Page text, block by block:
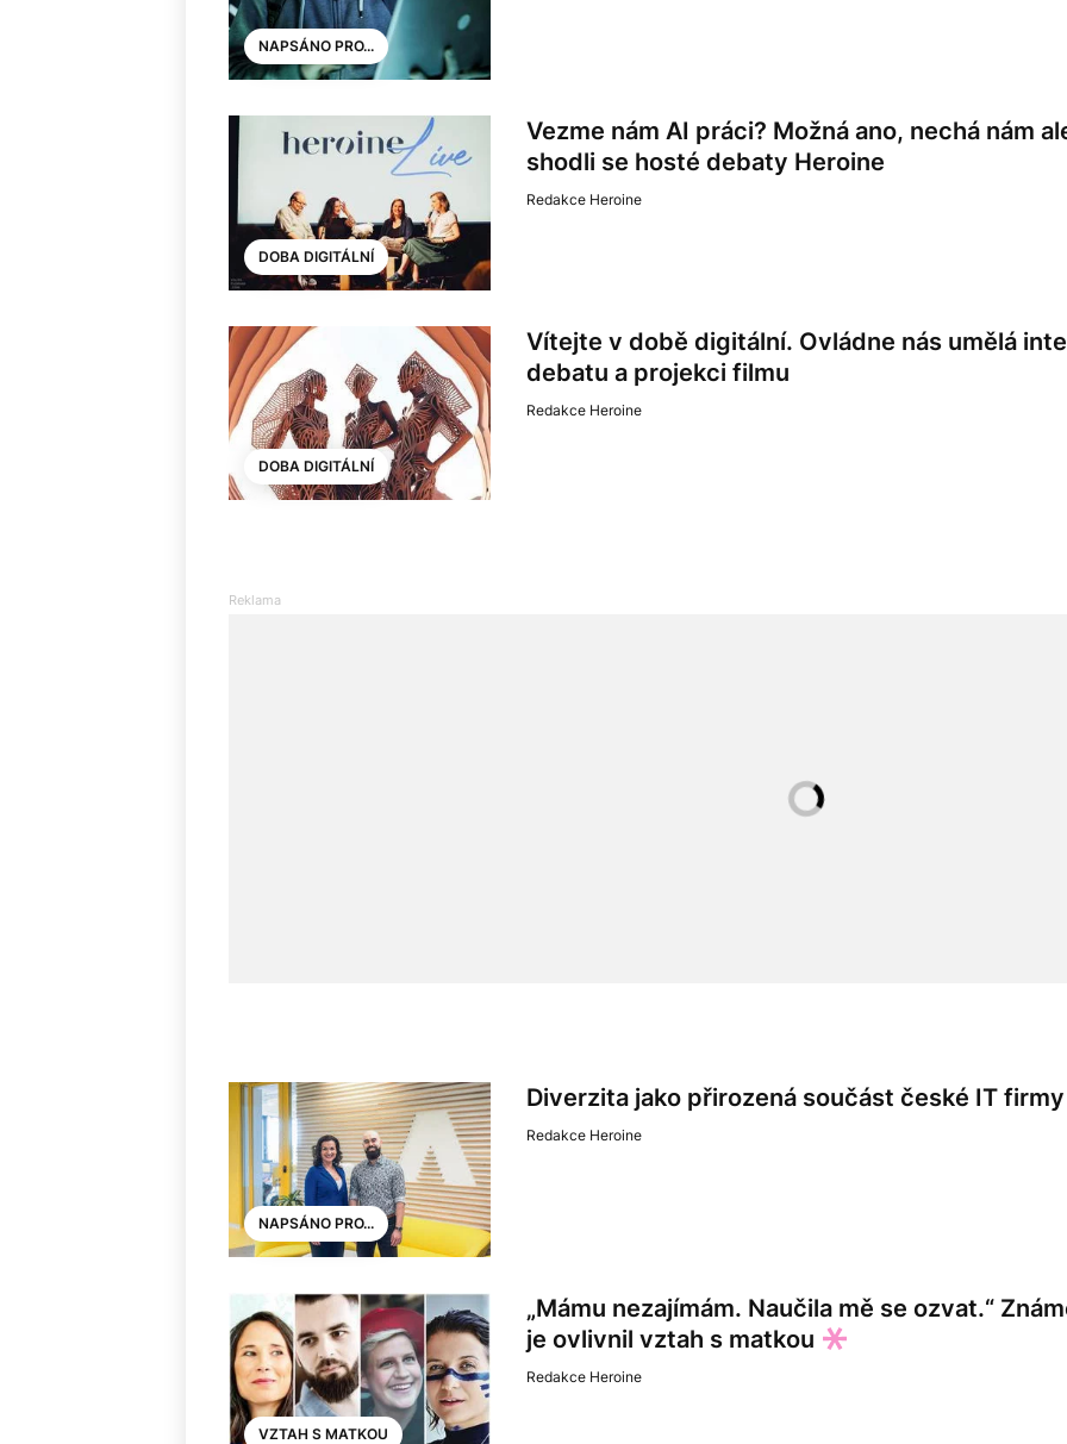
NAPSÁNO PRO...
DOBA DIGITÁLNÍ
Vezme nám AI práci? Možná ano, nechá nám
shodli se hosté debaty Heroine
Redakce Heroine
DOBA DIGITÁLNÍ
Vítejte v době digitální. Ovládne nás umělá
debatu a projekci filmu
Redakce Heroine
NAPSÁNO PRO...
Diverzita jako přirozená součást české IT firmy
Redakce Heroine
VZTAH S MATKOU
„Mámu nezajímám. Naučila mě se ozvat.“
je ovlivnil vztah s matkou
Redakce Heroine